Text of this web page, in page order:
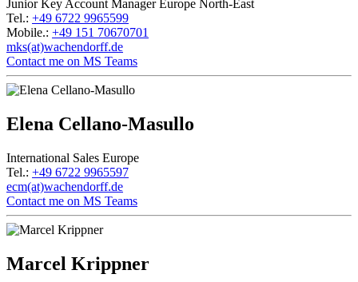
Junior Key Account Manager Europe North-East
Tel.: +49 6722 9965599
Mobile.: +49 151 70670701
mks(at)wachendorff.de
Contact me on MS Teams
Elena Cellano-Masullo
International Sales Europe
Tel.: +49 6722 9965597
ecm(at)wachendorff.de
Contact me on MS Teams
Marcel Krippner